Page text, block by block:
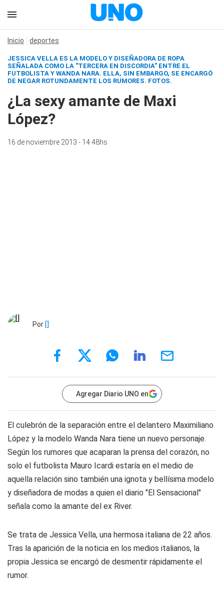
Inicio deportes
JESSICA VELLA ES LA MODELO Y DISEÑADORA DE ROPA
SEÑALADA COMO LA "TERCERA EN DISCORDIA" ENTRE EL
FUTBOLISTA Y WANDA NARA. ELLA, SIN EMBARGO, SE ENCARGÓ
DE NEGAR ROTUNDAMENTE LOS RUMORES. FOTOS.
¿La sexy amante de Maxi
López?
16 de noviembre 2013 - 14:48hs
Por []
Agregar Diario UNO en
El culebrón de la separación entre el delantero Maximiliano
López y la modelo Wanda Nara tiene un nuevo personaje.
Según los rumores que acaparan la prensa del corazón, no
solo el futbolista Mauro Icardi estaría en el medio de
aquella relación sino también una ignota y bellísima modelo
y diseñadora de modas a quien el diario "El Sensacional"
señala como la amante del ex River.
Se trata de Jessica Vella, una hermosa italiana de 22 años.
Tras la aparición de la noticia en los medios italianos, la
propia Jessica se encargó de desmentir rápidamente el
rumor.